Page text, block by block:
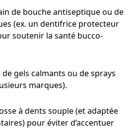
de bouche antiseptique ou de
(ex. un dentifrice protecteur
soutenir la santé bucco-
gels calmants ou de sprays
marques).
à dents souple (et adaptée
pour éviter d’accentuer